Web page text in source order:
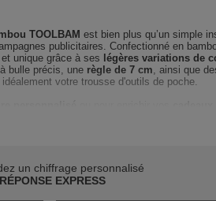
TOOLBAM est bien plus qu’un simple
publicitaires. Confectionné en
unique grâce à ses légères variations de
bulle précis, une règle de 7 cm , ainsi que
votre trousse d'outils de poche.
et son stylet, il devient l'accessoire de
notre équipe d'expertsqui vous guidera à
publicitaire optimal en fonction de
maquettes détaillées
un chiffrage personnalisé
RÉPONSE EXPRESS